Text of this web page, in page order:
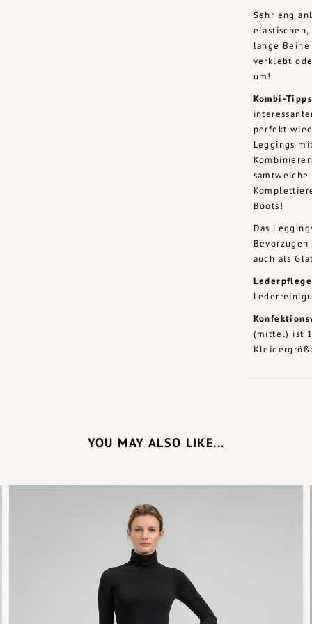
Sehr eng
lange
verklebt
um!
Kombi-
perfekt
Leggings
Boots!
Das
auch als
(mittel) ist
YOU MAY ALSO LIKE...